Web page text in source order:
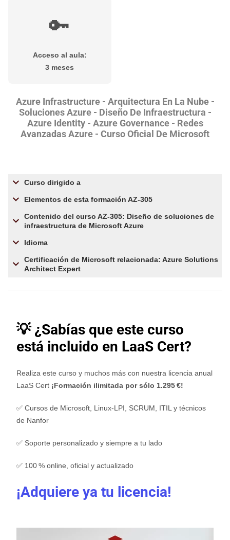
🔑
Acceso al aula:
3 meses
Azure Infrastructure - Arquitectura En La Nube -
Soluciones Azure - Diseño De Infraestructura -
Azure Identity - Azure Governance - Redes
Avanzadas Azure - Curso Oficial De Microsoft
Curso dirigido a
Elementos de esta formación AZ-305
Contenido del curso AZ-305: Diseño de soluciones de
infraestructura de Microsoft Azure
Idioma
Certificación de Microsoft relacionada: Azure Solutions
Architect Expert
💡 ¿Sabías que este curso
está incluido en LaaS Cert?
Realiza este curso y muchos más con nuestra licencia anual
LaaS Cert ¡Formación ilimitada por sólo 1.295 €!
✅ Cursos de Microsoft, Linux-LPI, SCRUM, ITIL y técnicos
de Nanfor
✅ Soporte personalizado y siempre a tu lado
✅ 100 % online, oficial y actualizado
¡Adquiere ya tu licencia!